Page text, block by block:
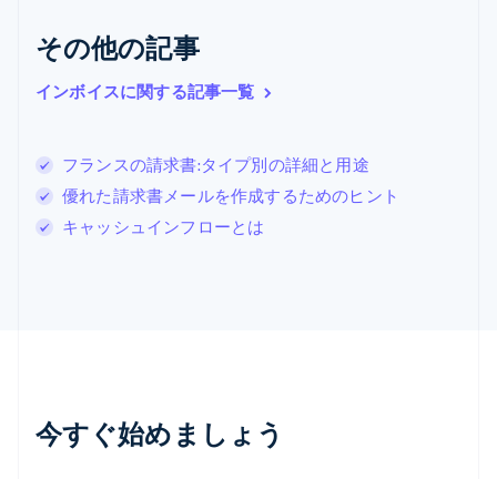
その他の記事
インボイスに関する記事一覧
フランスの請求書:タイプ別の詳細と用途
優れた請求書メールを作成するためのヒント
キャッシュインフローとは
今すぐ始めましょう
English简体中文
DeutschFrançaisItalianoEnglish
スペイン
スロバキア
English
ドイツ